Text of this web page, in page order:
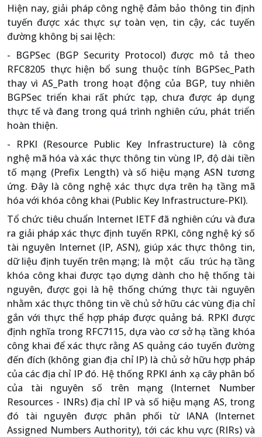
Hiện nay, giải pháp công nghệ đảm bảo thông tin định
tuyến được xác thực sự toàn vẹn, tin cậy, các tuyến
đường không bị sai lệch:
- BGPSec (BGP Security Protocol) được mô tả theo
RFC8205 thực hiện bổ sung thuộc tính BGPSec_Path
thay vì AS_Path trong hoạt động của BGP, tuy nhiên
BGPSec triển khai rất phức tạp, chưa được áp dụng
thực tế và đang trong quá trình nghiên cứu, phát triển
hoàn thiện.
- RPKI (Resource Public Key Infrastructure) là công
nghệ mã hóa và xác thực thông tin vùng IP, độ dài tiền
tố mạng (Prefix Length) và số hiệu mạng ASN tương
ứng. Đây là công nghệ xác thực dựa trên hạ tầng mã
hóa với khóa công khai (Public Key Infrastructure-PKI).
Tổ chức tiêu chuẩn Internet IETF đã nghiên cứu và đưa
ra giải pháp xác thực định tuyến RPKI, công nghệ ký số
tài nguyên Internet (IP, ASN), giúp xác thực thông tin,
dữ liệu định tuyến trên mạng; là một cấu trúc hạ tầng
khóa công khai được tạo dựng dành cho hệ thống tài
nguyên, được gọi là hệ thống chứng thực tài nguyên
nhằm xác thực thông tin về chủ sở hữu các vùng địa chỉ
gắn với thực thể hợp pháp được quảng bá. RPKI được
định nghĩa trong RFC7115, dựa vào cơ sở hạ tầng khóa
công khai để xác thực rằng AS quảng cáo tuyến đường
đến đích (không gian địa chỉ IP) là chủ sở hữu hợp pháp
của các địa chỉ IP đó. Hệ thống RPKI ánh xạ cây phân bổ
của tài nguyên số trên mạng (Internet Number
Resources - INRs) địa chỉ IP và số hiệu mạng AS, trong
đó tài nguyên được phân phối từ IANA (Internet
Assigned Numbers Authority), tới các khu vực (RIRs) và